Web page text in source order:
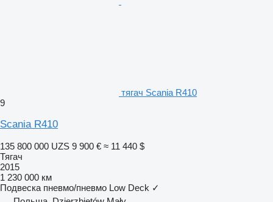
тягач Scania R410
9
Scania R410
135 800 000 UZS 9 900 € ≈ 11 440 $
Тягач
2015
1 230 000 км
Подвеска пневмо/пневмо Low Deck ✓